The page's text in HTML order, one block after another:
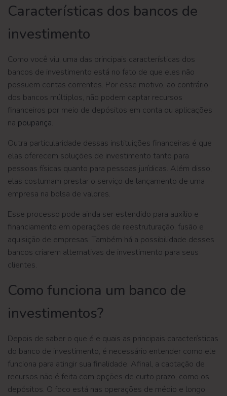
Características dos bancos de
investimento
Como você viu, uma das principais características dos
bancos de investimento está no fato de que eles não
possuem contas correntes. Por esse motivo, ao contrário
dos bancos múltiplos, não podem captar recursos
financeiros por meio de depósitos em conta ou aplicações
na poupança.
Outra particularidade dessas instituições financeiras é que
elas oferecem soluções de investimento tanto para
pessoas físicas quanto para pessoas jurídicas. Além disso,
elas costumam prestar o serviço de lançamento de uma
empresa na bolsa de valores.
Esse processo pode ainda ser estendido para auxílio e
financiamento em operações de reestruturação, fusão e
aquisição de empresas. Também há a possibilidade desses
bancos criarem alternativas de investimento para seus
clientes.
Como funciona um banco de
investimentos?
Depois de saber o que é e quais as principais características
do banco de investimento, é necessário entender como ele
funciona para atingir sua finalidade. Afinal, a captação de
recursos não é feita com opções de curto prazo, como os
depósitos. O foco está nas operações de médio e longo